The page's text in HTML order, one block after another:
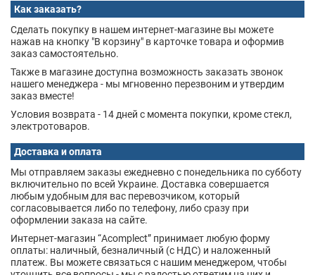
Как заказать?
Сделать покупку в нашем интернет-магазине вы можете
нажав на кнопку "В корзину" в карточке товара и оформив
заказ самостоятельно.
Также в магазине доступна возможность заказать звонок
нашего менеджера - мы мгновенно перезвоним и утвердим
заказ вместе!
Условия возврата - 14 дней с момента покупки, кроме стекл,
электротоваров.
Доставка и оплата
Мы отправляем заказы ежедневно с понедельника по субботу
включительно по всей Украине. Доставка совершается
любым удобным для вас перевозчиком, который
согласовывается либо по телефону, либо сразу при
оформлении заказа на сайте.
Интернет-магазин “Acomplect” принимает любую форму
оплаты: наличный, безналичный (с НДС) и наложенный
платеж. Вы можете связаться с нашим менеджером, чтобы